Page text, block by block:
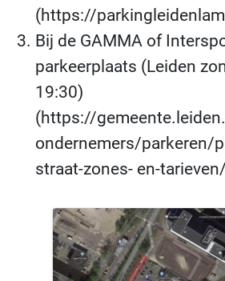
(https://
Bij de GAMMA of
parkeerplaats (Leiden
19:30)
(https://
ondernemers/parkeren/
straat-zones- en-